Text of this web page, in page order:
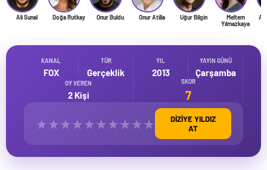
Ali Sunal Doğa Rutkay Onur Buldu Onur Atilla Uğur Bilgin
Meltem
Yılmazkaya
KANAL
FOX
TÜR
Gerçeklik
YIL
2013
YAYIN GÜNÜ
Çarşamba
OY VEREN
2 Kişi
SKOR
7
★★★★★★★★★★
DİZİYE YILDIZ
AT